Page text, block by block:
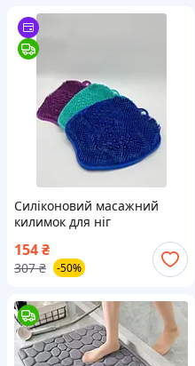
Силіконовий масажний
килимок для ніг
протиковзкий килимок для
ванної
154₴
307 ₴ -50%